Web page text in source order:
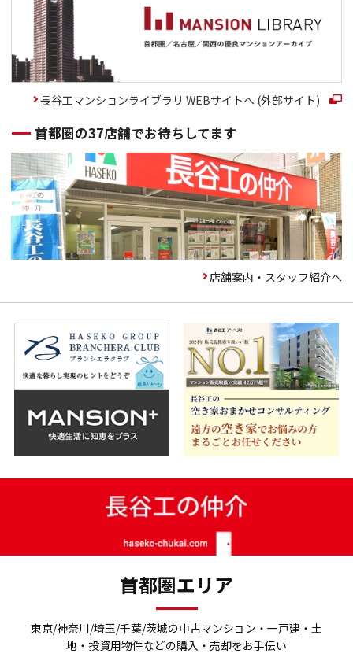
長谷工マンションライブラリ WEBサイトへ (外部サイト)
首都圏の37店舗でお待ちしてます
店舗案内・スタッフ紹介へ
首都圏エリア
東京/神奈川/埼玉/千葉/茨城の中古マンション・一戸建・土
地・投資用物件などの購入・売却をお手伝い